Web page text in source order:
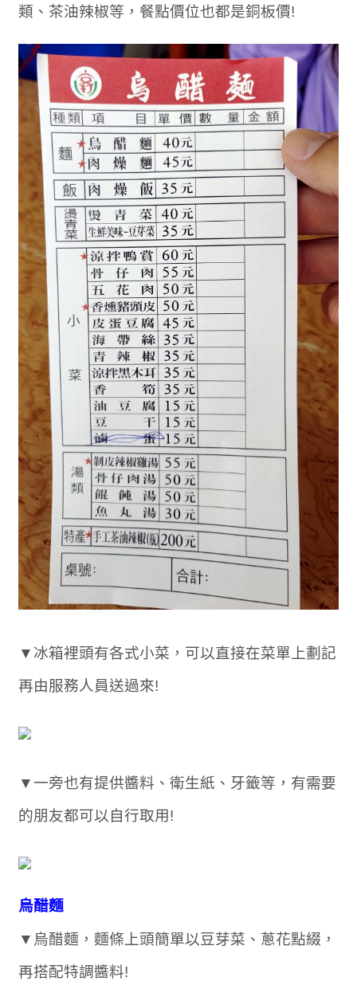
類、茶油辣椒等，餐點價位也都是銅板價!
▼冰箱裡頭有各式小菜，可以直接在菜單上劃記
再由服務人員送過來!
▼一旁也有提供醬料、衛生紙、牙籤等，有需要
的朋友都可以自行取用!
烏醋麵
▼烏醋麵，麵條上頭簡單以豆芽菜、蔥花點綴，
再搭配特調醬料!